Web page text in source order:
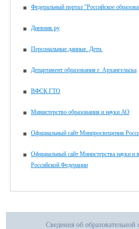
Федеральный портал "Российское
Дневник.ру
Персональные данные. Дети.
Департамент образования г. Архангельска
ВФСК ГТО
Министерство образования и науки АО
Официальный сайт Минпросвещения
Официальный сайт Министерства науки и
Российской Федерации
Сведения об образовательной